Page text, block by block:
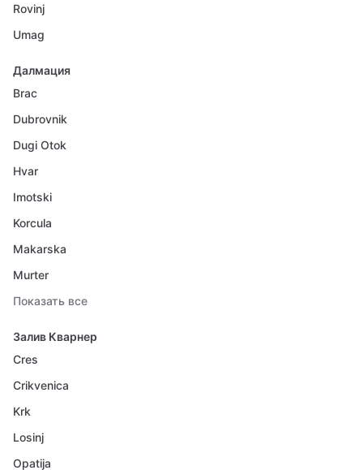
Rovinj
Umag
Далмация
Brac
Dubrovnik
Dugi Otok
Hvar
Imotski
Korcula
Makarska
Murter
Показать все
Залив Кварнер
Cres
Crikvenica
Krk
Losinj
Opatija